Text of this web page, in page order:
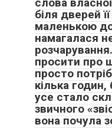
біля дверей
маленькою
намагалася
просити про
просто
кілька
усе стало
звичного
вона почула